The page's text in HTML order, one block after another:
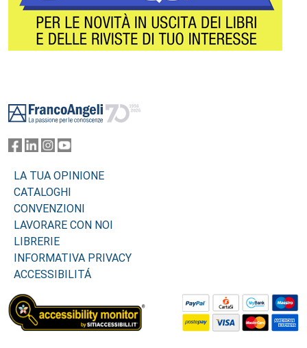
LA TUA OPINIONE
CATALOGHI
CONVENZIONI
LAVORARE CON NOI
LIBRERIE
INFORMATIVA PRIVACY
ACCESSIBILITÁ